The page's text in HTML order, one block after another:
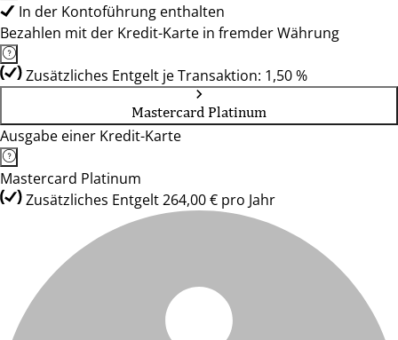
In der Kontoführung enthalten
Bezahlen mit der Kredit-Karte in fremder Währung
Zusätzliches Entgelt je Transaktion: 1,50 %
Mastercard Platinum
Ausgabe einer Kredit-Karte
Mastercard Platinum
Zusätzliches Entgelt 264,00 € pro Jahr